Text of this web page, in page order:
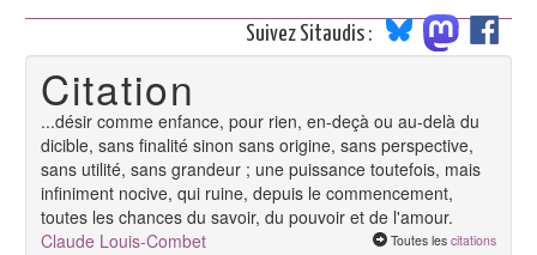
Suivez Sitaudis :
Citation
...désir comme enfance, pour rien, en-deçà ou au-delà du
dicible, sans finalité sinon sans origine, sans perspective,
sans utilité, sans grandeur ; une puissance toutefois, mais
infiniment nocive, qui ruine, depuis le commencement,
toutes les chances du savoir, du pouvoir et de l'amour.
Claude Louis-Combet
Toutes les citations